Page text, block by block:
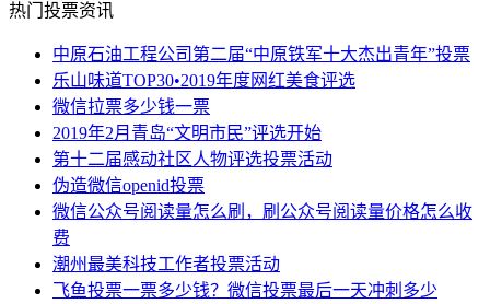
热门投票资讯
中原石油工程公司第二届“中原铁军十大杰出青年”投票
乐山味道TOP30•2019年度网红美食评选
微信拉票多少钱一票
2019年2月青岛“文明市民”评选开始
第十二届感动社区人物评选投票活动
伪造微信openid投票
微信公众号阅读量怎么刷，刷公众号阅读量价格怎么收
费
潮州最美科技工作者投票活动
飞鱼投票一票多少钱？微信投票最后一天冲刺多少